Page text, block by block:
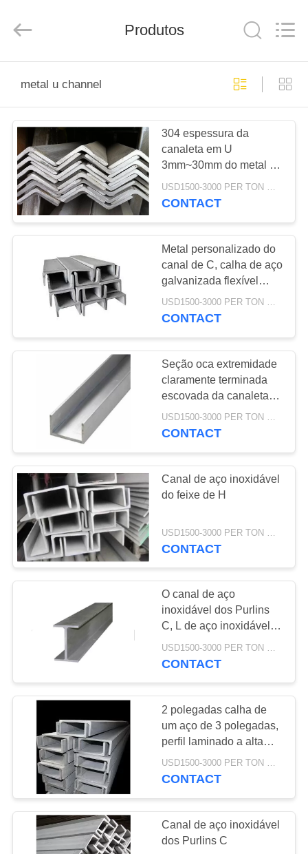
CASA
PRODUTOS
VÍDEOS
SOBRE
VISITA
FÁBRICA
CONTROLE
QUALIDADE
CONTACTE-
NOS
SOLICITE
UM
ORÇAMENTO
MAPA
POLICY
STEEL
CO.,LTD.
Reserved.
Produtos
metal u channel
304 espessura da
canaleta em U
3mm~30mm do metal da
categoria de 316L 310s
904L para a construção
USD1500-3000 PER TON MOQ:DE 1 TONELADAS
CONTACT
Metal personalizado do
canal de C, calha de aço
galvanizada flexível
para a instalação
USD1500-3000 PER TON MOQ:DE 1 TONELADAS
CONTACT
Seção oca extremidade
claramente terminada
escovada da canaleta
em U moinho de aço
inoxidável
USD1500-3000 PER TON MOQ:DE 1 TONELADAS
CONTACT
Canal de aço inoxidável
do feixe de H
CONTACT
O canal de aço
inoxidável dos Purlins
C, L de aço inoxidável
parede do canal irradia
Construcion
USD1500-3000 PER TON MOQ:DE 1 TONELADAS
CONTACT
2 polegadas calha de
um aço de 3 polegadas,
perfil laminado a alta
temperatura do canal de
aço inoxidável do
USD1500-3000 PER TON MOQ:DE 1 TONELADAS
CONTACT
Canal de aço inoxidável
dos Purlins C